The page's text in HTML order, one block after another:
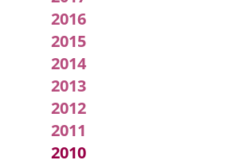
2016
2015
2014
2013
2012
2011
2010